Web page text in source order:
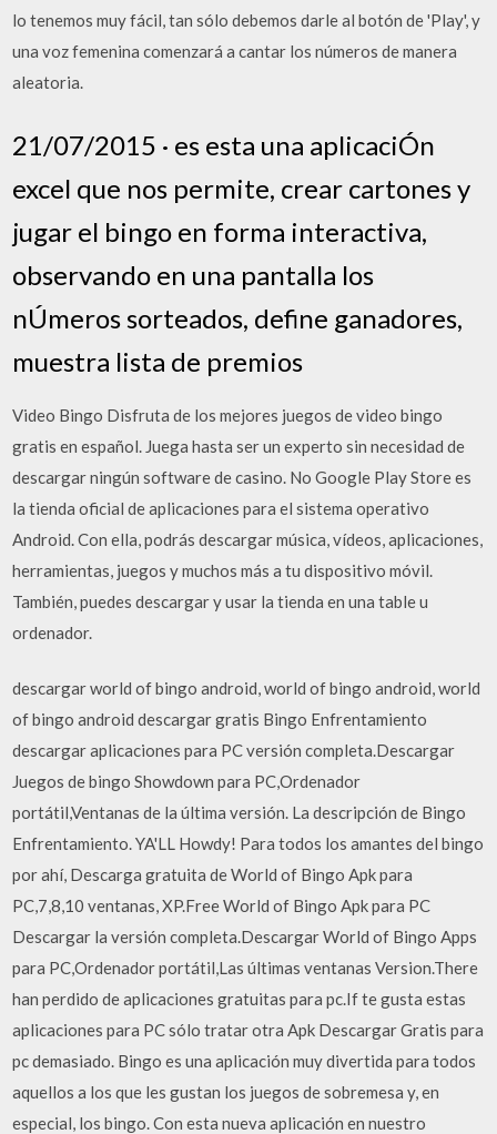
lo tenemos muy fácil, tan sólo debemos darle al botón de 'Play', y
una voz femenina comenzará a cantar los números de manera
aleatoria.
21/07/2015 · es esta una aplicaciÓn
excel que nos permite, crear cartones y
jugar el bingo en forma interactiva,
observando en una pantalla los
nÚmeros sorteados, define ganadores,
muestra lista de premios
Video Bingo Disfruta de los mejores juegos de video bingo
gratis en español. Juega hasta ser un experto sin necesidad de
descargar ningún software de casino. No Google Play Store es
la tienda oficial de aplicaciones para el sistema operativo
Android. Con ella, podrás descargar música, vídeos, aplicaciones,
herramientas, juegos y muchos más a tu dispositivo móvil.
También, puedes descargar y usar la tienda en una table u
ordenador.
descargar world of bingo android, world of bingo android, world
of bingo android descargar gratis Bingo Enfrentamiento
descargar aplicaciones para PC versión completa.Descargar
Juegos de bingo Showdown para PC,Ordenador
portátil,Ventanas de la última versión. La descripción de Bingo
Enfrentamiento. YA'LL Howdy! Para todos los amantes del bingo
por ahí, Descarga gratuita de World of Bingo Apk para
PC,7,8,10 ventanas, XP.Free World of Bingo Apk para PC
Descargar la versión completa.Descargar World of Bingo Apps
para PC,Ordenador portátil,Las últimas ventanas Version.There
han perdido de aplicaciones gratuitas para pc.If te gusta estas
aplicaciones para PC sólo tratar otra Apk Descargar Gratis para
pc demasiado. Bingo es una aplicación muy divertida para todos
aquellos a los que les gustan los juegos de sobremesa y, en
especial, los bingo. Con esta nueva aplicación en nuestro